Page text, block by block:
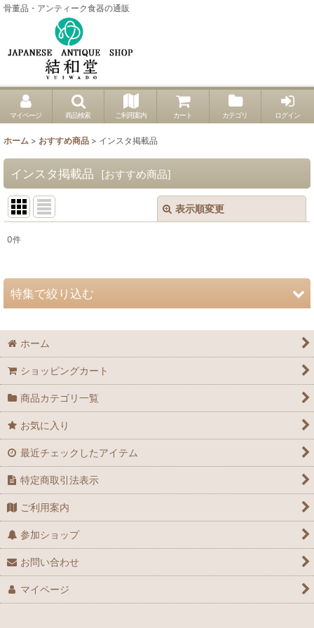
骨董品・アンティーク食器の通販
マイページ 商品検索 ご利用案内 カート カテゴリ ログイン
ホーム > おすすめ商品 > インスタ掲載品
インスタ掲載品 [おすすめ商品]
表示順変更
並び順 :
0件
特集で絞り込む
皿
豆皿
向付
鉢
酒器
膾皿
蓋碗
花器
アウトレット
ホーム
ショッピングカート
商品カテゴリ一覧
お気に入り
最近チェックしたアイテム
特定商取引法表示
ご利用案内
参加ショップ
お問い合わせ
マイページ